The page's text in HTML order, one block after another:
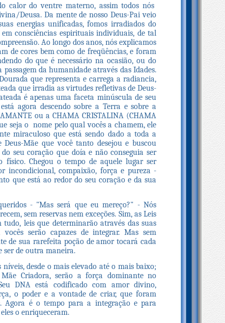
calor do ventre materno, assim todos nós
Deusa. Da mente de nosso Deus-Pai veio
energias unificadas, fomos irradiados do
consciências espirituais individuais, de tal
Ao longo dos anos, nós explicamos
de cores bem como de freqüências, e foram
do que é necessário na ocasião, ou do
da humanidade através das Idades.
que representa e carrega a radiancia,
que irradia as virtudes refletivas de Deus-
é apenas uma faceta minúscula de seu
agora descendo sobre a Terra e sobre a
ou a CHAMA CRISTALINA (CHAMA
seja o nome pelo qual vocês a chamem, ele
miraculoso que está sendo dado a toda a
Mãe que você tanto desejou e buscou
seu coração que doía e não conseguia ser
Chegou o tempo de aquele lugar ser
incondicional, compaixão, força e pureza -
que está ao redor do seu coração e da sua
- "Mas será que eu mereço?" - Nós
sem reservas nem exceções. Sim, as Leis
leis que determinarão através das suas
serão capazes de integrar. Mas sem
de sua rarefeita poção de amor tocará cada
ser de outra maneira.
desde o mais elevado até o mais baixo;
Criadora, serão a força dominante no
DNA está codificado com amor divino,
o poder e a vontade de criar, que foram
Agora é o tempo para a integração e para
o enriqueceram.